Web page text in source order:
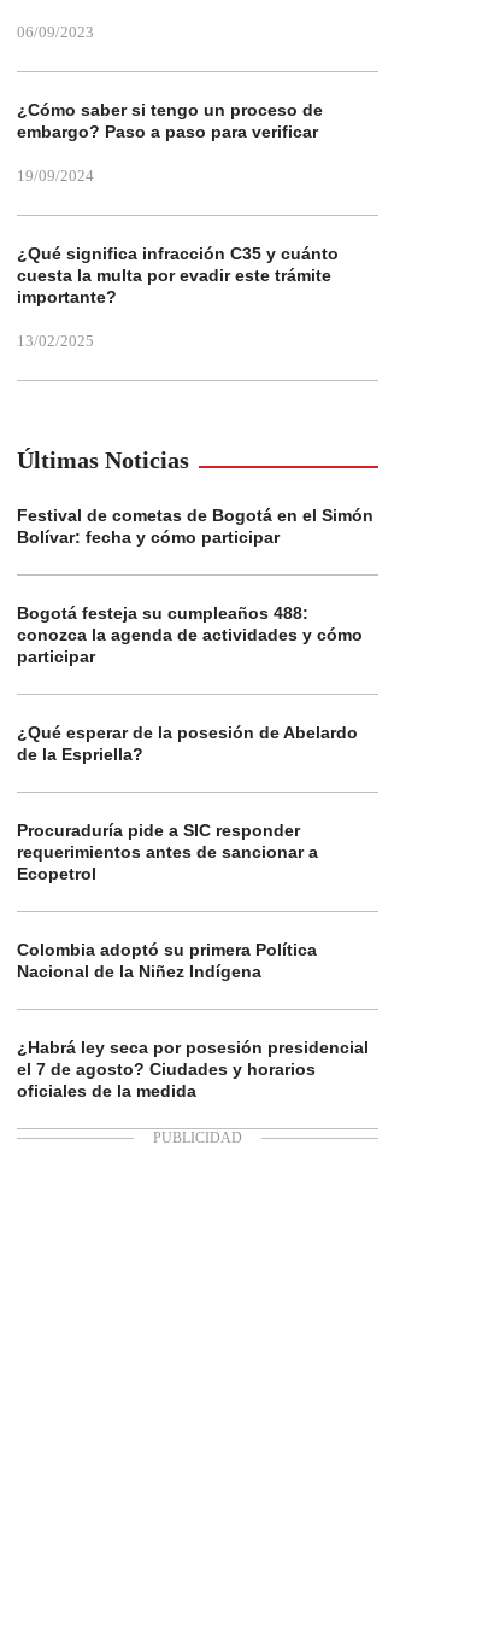
06/09/2023
¿Cómo saber si tengo un proceso de
embargo? Paso a paso para verificar
19/09/2024
¿Qué significa infracción C35 y cuánto
cuesta la multa por evadir este trámite
importante?
13/02/2025
Últimas Noticias
Festival de cometas de Bogotá en el Simón
Bolívar: fecha y cómo participar
Bogotá festeja su cumpleaños 488:
conozca la agenda de actividades y cómo
participar
¿Qué esperar de la posesión de Abelardo
de la Espriella?
Procuraduría pide a SIC responder
requerimientos antes de sancionar a
Ecopetrol
Colombia adoptó su primera Política
Nacional de la Niñez Indígena
¿Habrá ley seca por posesión presidencial
el 7 de agosto? Ciudades y horarios
oficiales de la medida